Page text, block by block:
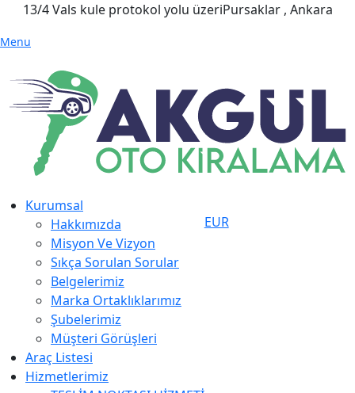
13/4 Vals kule protokol yolu üzeriPursaklar , Ankara
Menu
EUR
Kurumsal
Hakkımızda
Misyon Ve Vizyon
Sıkça Sorulan Sorular
Belgelerimiz
Marka Ortaklıklarımız
Şubelerimiz
Müşteri Görüşleri
Araç Listesi
Hizmetlerimiz